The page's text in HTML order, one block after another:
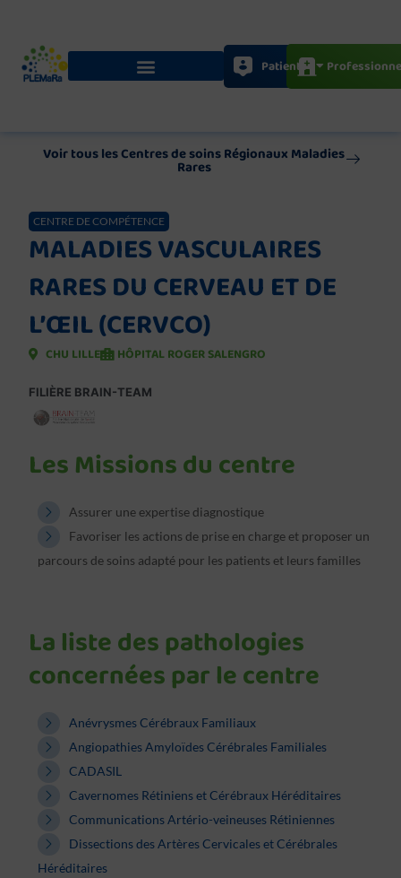
contenu
Patients
Voir tous les Centres de soins Régionaux Maladies
Rares
CENTRE DE COMPÉTENCE
MALADIES VASCULAIRES
RARES DU CERVEAU ET DE
L’ŒIL (CERVCO)
CHU LILLE HÔPITAL ROGER SALENGRO
FILIÈRE BRAIN-TEAM
Les Missions du centre
Assurer une expertise diagnostique
Favoriser les actions de prise en charge et proposer un
parcours de soins adapté pour les patients et leurs familles
La liste des pathologies
concernées par le centre
Anévrysmes Cérébraux Familiaux
Angiopathies Amyloïdes Cérébrales Familiales
CADASIL
Cavernomes Rétiniens et Cérébraux Héréditaires
Communications Artério-veineuses Rétiniennes
Dissections des Artères Cervicales et Cérébrales
Héréditaires